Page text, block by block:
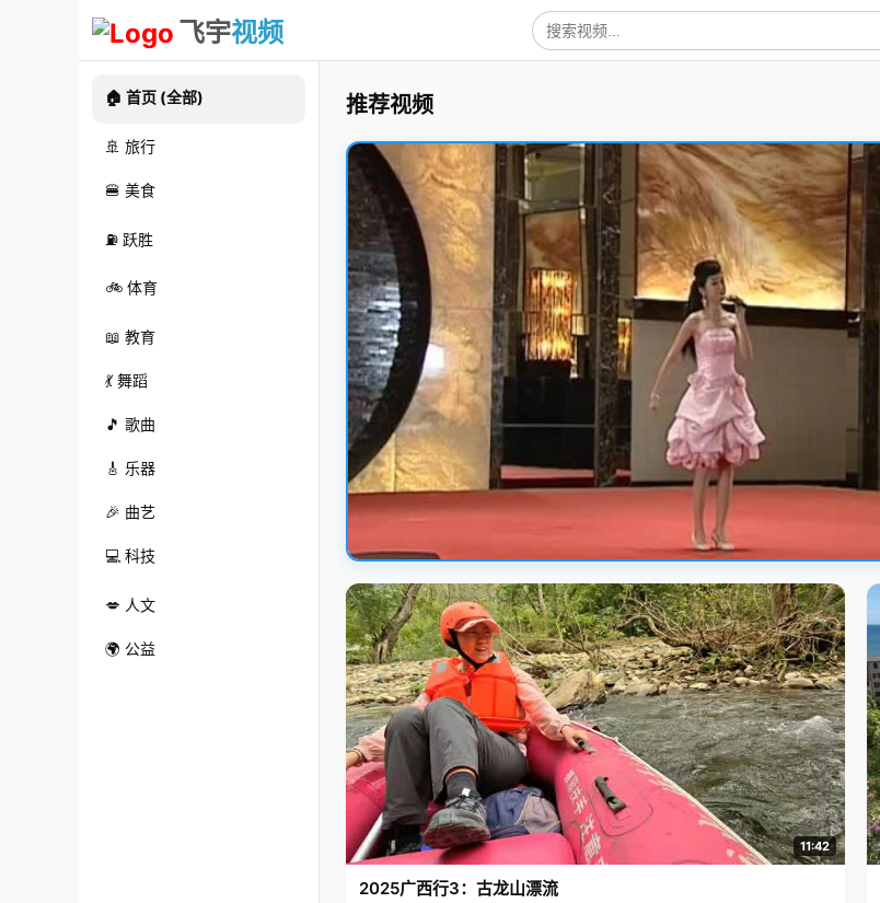
飞宇视频
🏠 首页 (全部)
🚢 旅行
🍔 美食
⛽ 跃胜
🚲 体育
📖 教育
💃 舞蹈
🎵 歌曲
🎸 乐器
🎉 曲艺
💻 科技
💋 人文
🌍 公益
推荐视频
11:42
2025广西行3：古龙山漂流